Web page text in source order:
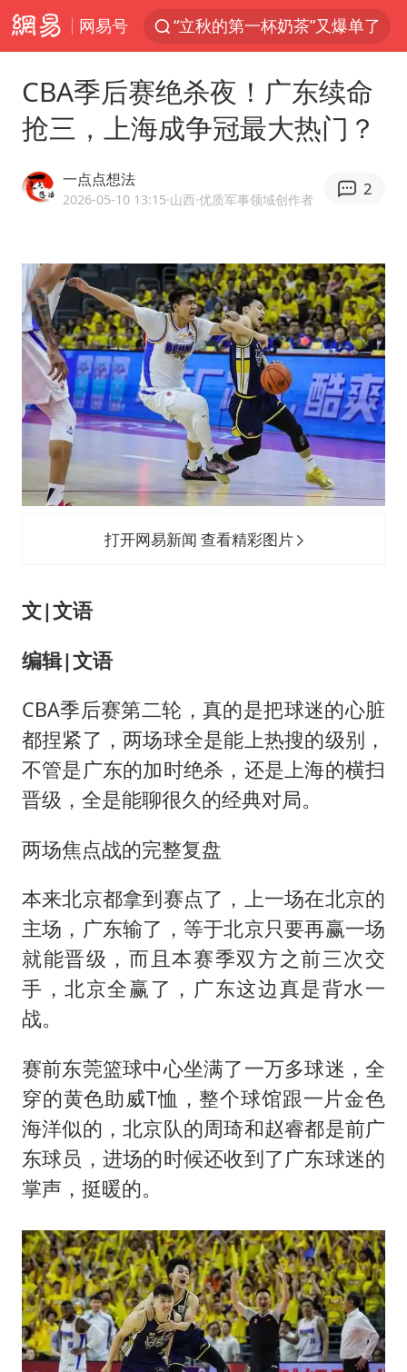
网易号
“立秋的第一杯奶茶”又爆单了
直击泰国校园6死枪击案现场
四川宜宾市高县发生4.9级地震
台湾海峡南口北上船舶实施交通管制
江苏发布台风蓝色预警
年内最贵新股今日申购
向鹏0-3不敌张本智和
命案逃犯躲进深山21年活得像野人
广岛核爆81周年央视播《奥本海默》
河南某医院2.33亿工程串标案细节披露
今日立秋你咬秋了吗
东方之约 相约未来
CBA季后赛绝杀夜！广东续命
抢三，上海成争冠最大热门？
一点点想法
2026-05-10 13:15·山西·优质军事领域创作者
2
打开网易新闻 查看精彩图片
文|文语
编辑|文语
CBA季后赛第二轮，真的是把球迷的心脏
都捏紧了，两场球全是能上热搜的级别，
不管是广东的加时绝杀，还是上海的横扫
晋级，全是能聊很久的经典对局。
两场焦点战的完整复盘
本来北京都拿到赛点了，上一场在北京的
主场，广东输了，等于北京只要再赢一场
就能晋级，而且本赛季双方之前三次交
手，北京全赢了，广东这边真是背水一
战。
赛前东莞篮球中心坐满了一万多球迷，全
穿的黄色助威T恤，整个球馆跟一片金色
海洋似的，北京队的周琦和赵睿都是前广
东球员，进场的时候还收到了广东球迷的
掌声，挺暖的。